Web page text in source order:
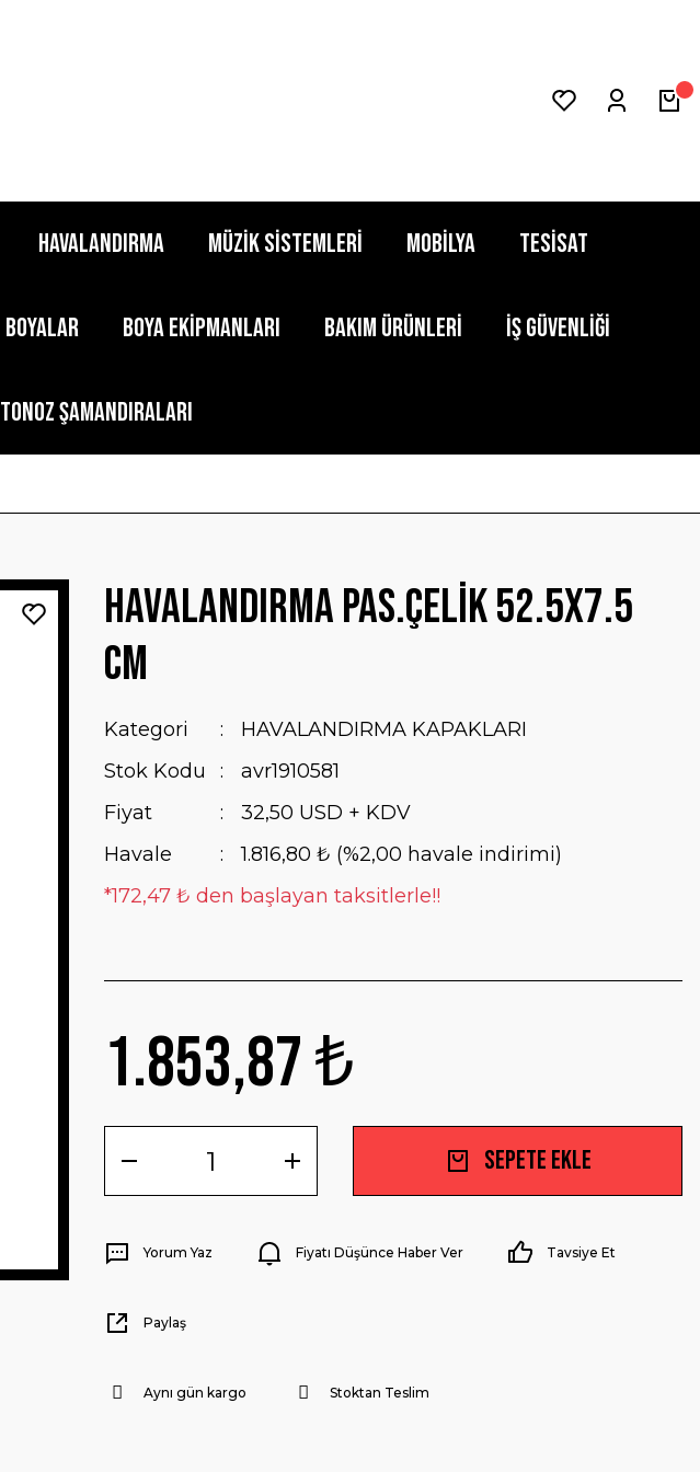
HAVALANDIRMA MÜZİK SİSTEMLERİ MOBİLYA TESİSAT
BOYALAR BOYA EKİPMANLARI BAKIM ÜRÜNLERİ İŞ GÜVENLİĞİ
TONOZ ŞAMANDIRALARI
Havalandırma Pas.Çelik 52.5x7.5
cm
Kategori
HAVALANDIRMA KAPAKLARI
Stok Kodu
avr1910581
Fiyat
32,50 USD + KDV
Havale
1.816,80 ₺ (%2,00 havale indirimi)
*172,47 ₺ den başlayan taksitlerle!!
1.853,87 ₺
Sepete Ekle
Yorum Yaz Fiyatı Düşünce Haber Ver Tavsiye Et
Paylaş
Aynı gün kargo Stoktan Teslim